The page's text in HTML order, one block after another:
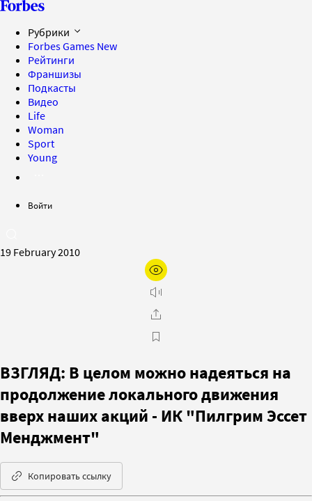
Рубрики
Forbes Games New
Рейтинги
Франшизы
Подкасты
Видео
Life
Woman
Sport
Young
Войти
19 February 2010
ВЗГЛЯД: В целом можно надеяться на
продолжение локального движения
вверх наших акций - ИК "Пилгрим Эссет
Менджмент"
Копировать ссылку